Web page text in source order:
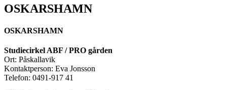
OSKARSHAMN
OSKARSHAMN
Studiecirkel ABF / PRO gården
Ort: Påskallavik
Kontaktperson: Eva Jonsson
Telefon: 0491-917 41